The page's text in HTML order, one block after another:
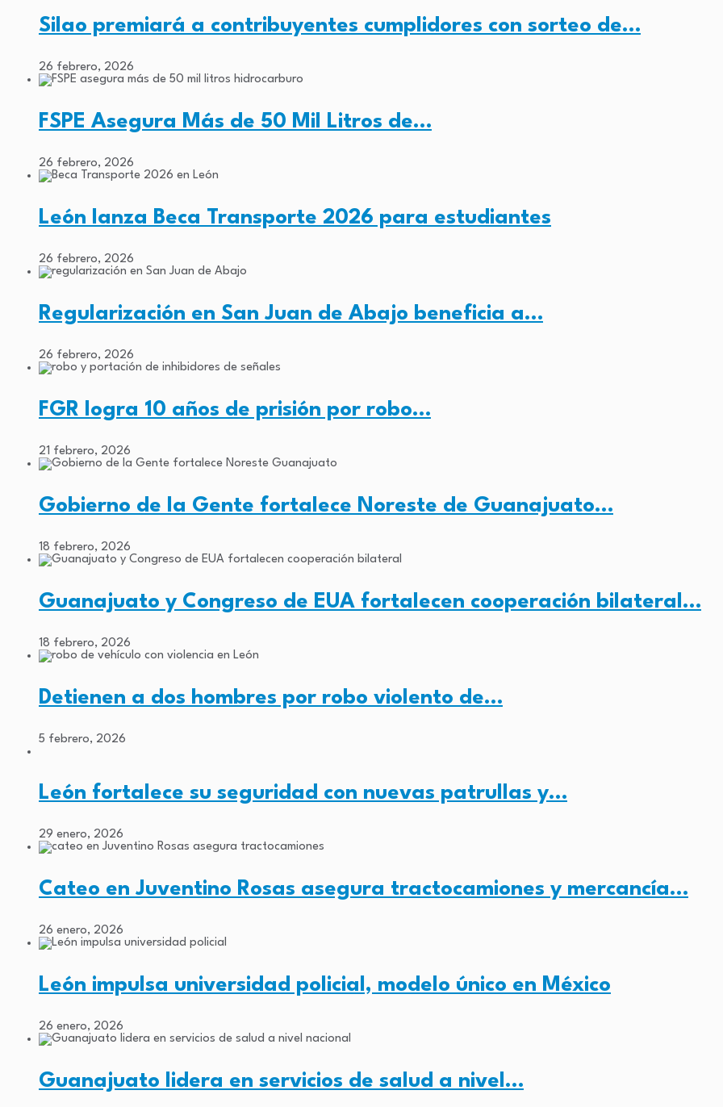
Silao premiará a contribuyentes cumplidores con sorteo de…
26 febrero, 2026
FSPE Asegura Más de 50 Mil Litros de…
26 febrero, 2026
León lanza Beca Transporte 2026 para estudiantes
26 febrero, 2026
Regularización en San Juan de Abajo beneficia a…
26 febrero, 2026
FGR logra 10 años de prisión por robo…
21 febrero, 2026
Gobierno de la Gente fortalece Noreste de Guanajuato…
18 febrero, 2026
Guanajuato y Congreso de EUA fortalecen cooperación bilateral…
18 febrero, 2026
Detienen a dos hombres por robo violento de…
5 febrero, 2026
León fortalece su seguridad con nuevas patrullas y…
29 enero, 2026
Cateo en Juventino Rosas asegura tractocamiones y mercancía…
26 enero, 2026
León impulsa universidad policial, modelo único en México
26 enero, 2026
Guanajuato lidera en servicios de salud a nivel…